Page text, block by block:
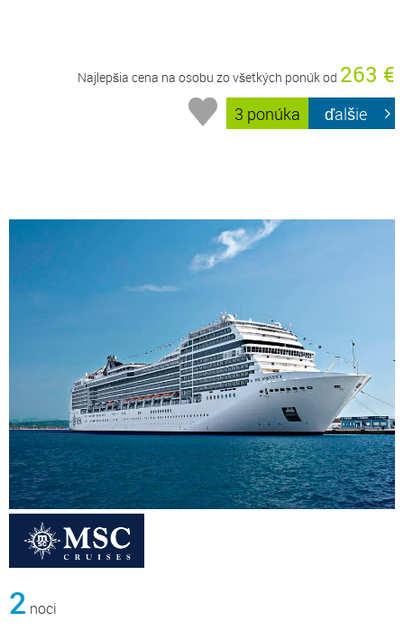
Najlepšia cena na osobu zo všetkých ponúk od 263 €
3 ponúka ďalšie
2 noci